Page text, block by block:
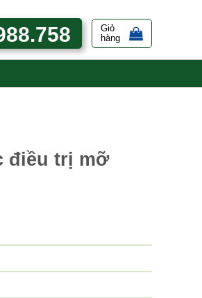
Giỏ
hàng
điều trị mỡ